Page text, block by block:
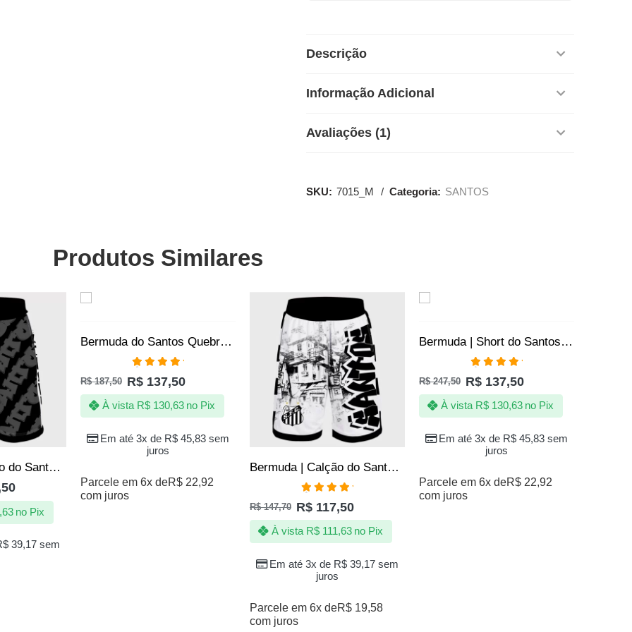
Descrição
Informação Adicional
Avaliações (1)
SKU: 7015_M Categoria: SANTOS
Produtos Similares
Bermuda | Calção do Santos sempre Santos – Jotaz – Produto Oficial – Masculino
39,17 sem
no Pix
Bermuda do Santos Quebrada Jotaz Produto Oficial Masculino
Avaliação
5.00de 5
R$187,50 R$ 137,50
Em até 3x de R$ 45,83 sem
juros
À vista R$130,63 no Pix
Parcele em 6x deR$ 22,92
com juros
Bermuda | Calção do Santos Quebrada – Jotaz – Produto Oficial – Masculino
Avaliação
5.00de 5
R$147,70 R$ 117,50
Em até 3x de R$ 39,17 sem
juros
À vista R$111,63 no Pix
Parcele em 6x deR$ 19,58
com juros
Bermuda | Short do Santos Peixe Tactel Elastano – Peixe Devorador – Oficial
Avaliação
5.00de 5
R$247,50 R$ 137,50
Em até 3x de R$ 45,83 sem
juros
À vista R$130,63 no Pix
Parcele em 6x deR$ 22,92
com juros